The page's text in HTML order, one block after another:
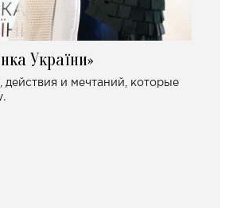
України»
действия и мечтаний, которые